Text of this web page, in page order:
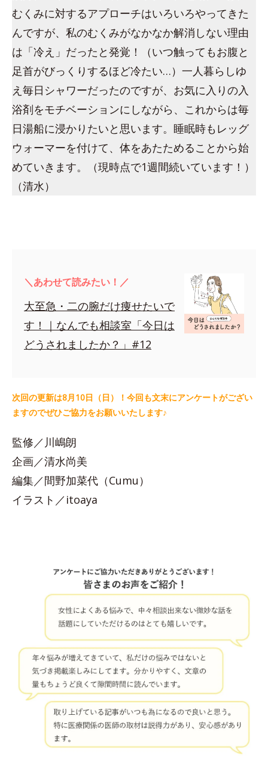
むくみに対するアプローチはいろいろやってきた
んですが、私のむくみがなかなか解消しない理由
は「冷え」だったと発覚！（いつ触ってもお腹と
足首がびっくりするほど冷たい…）一人暮らしゆ
え毎日シャワーだったのですが、お気に入りの入
浴剤をモチベーションにしながら、これからは毎
日湯船に浸かりたいと思います。睡眠時もレッグ
ウォーマーを付けて、体をあたためることから始
めていきます。（現時点で1週間続いています！）
（清水）
＼あわせて読みたい！／
大至急・二の腕だけ痩せたいで
す！｜なんでも相談室「今日は
どうされましたか？」#12
次回の更新は8月10日（日）！今回も文末にアンケートがござい
ますのでぜひご協力をお願いいたします♪
監修／川嶋朗
企画／清水尚美
編集／間野加菜代（Cumu）
イラスト／itoaya